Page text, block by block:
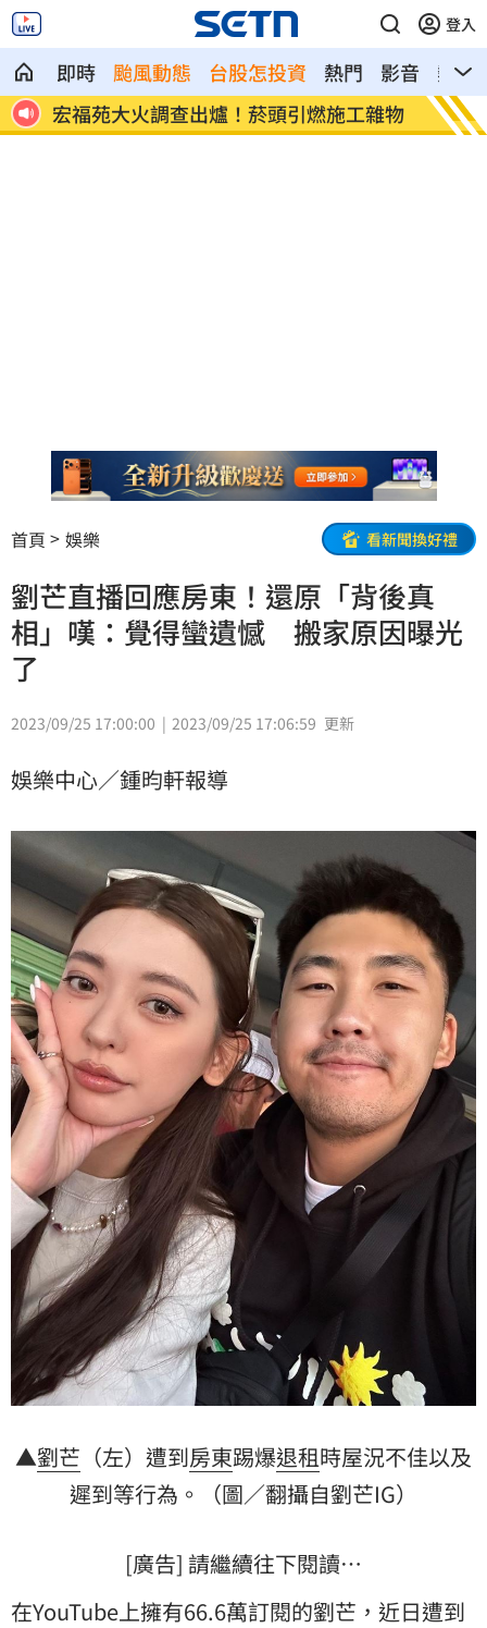
登入
即時 颱風動態 台股怎投資 熱門 影音
熱搜
！
宏福苑大火調查出爐！菸頭引燃施工雜物
定投
位！
首頁 娛樂 看新聞換好禮
劉芒直播回應房東！還原「背後真
相」嘆：覺得蠻遺憾 搬家原因曝光
了
2023/09/25 17:00:00 2023/09/25 17:06:59 更新
娛樂中心／鍾昀軒報導
▲劉芒 （左）遭到房東踢爆退租時屋況不佳以及
遲到等行為。（圖／翻攝自劉芒IG）
[廣告] 請繼續往下閱讀…
在YouTube上擁有66.6萬訂閱的劉芒，近日遭到